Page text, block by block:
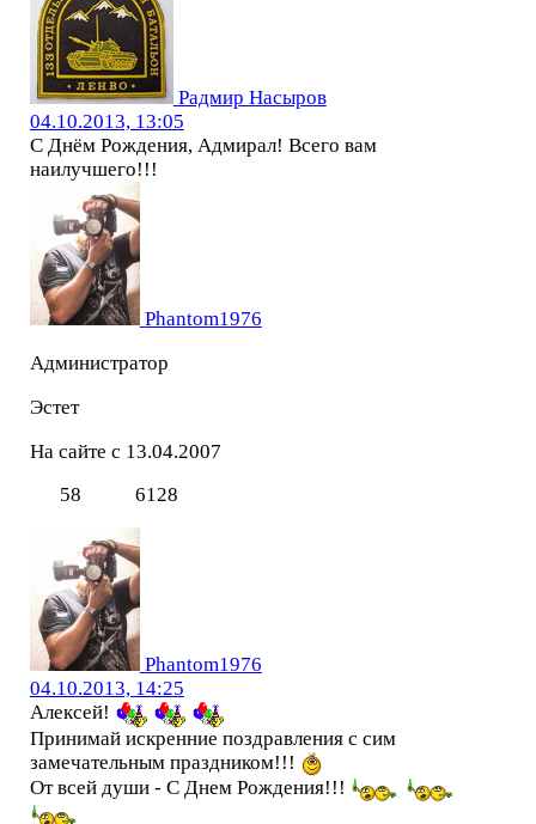
Радмир Насыров
04.10.2013, 13:05
С Днём Рождения, Адмирал! Всего вам
наилучшего!!!
Phantom1976
Администратор
Эстет
На сайте с 13.04.2007
58
6128
Phantom1976
04.10.2013, 14:25
Алексей!
Принимай искренние поздравления с сим
замечательным праздником!!!
От всей души - С Днем Рождения!!!